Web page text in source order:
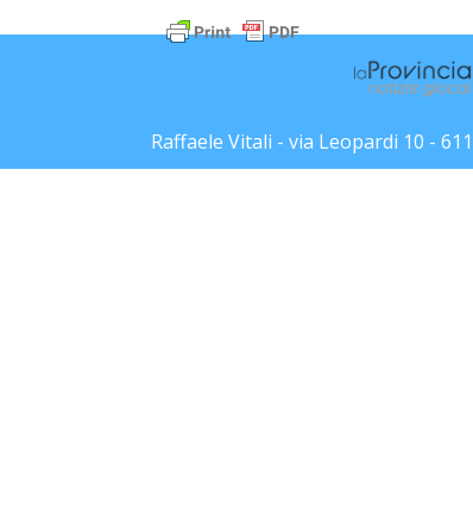
Raffaele Vitali - via Leopardi 10 -